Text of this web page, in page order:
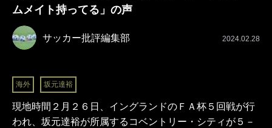
ムメイト持ってる」の声
サッカー批評編集部 2024.02.28
海外 坂元達裕
現地時間２月２６日、イングランドのＦＡ杯５回戦が行
われ、坂元達裕が所属するコベントリー・シティが５－